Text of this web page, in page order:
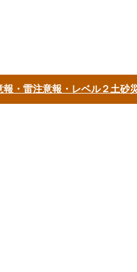
報・雷注意報・レベル２土砂